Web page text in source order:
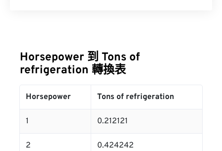
Horsepower 到 Tons of
refrigeration 轉換表
Horsepower Tons of refrigeration
1 0.212121
2 0.424242